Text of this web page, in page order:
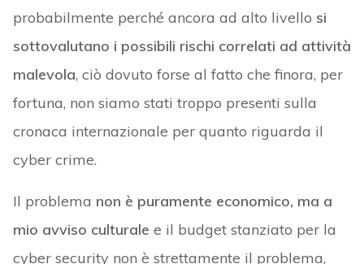
probabilmente perché ancora ad alto livello si
sottovalutano i possibili rischi correlati ad attività
malevola, ciò dovuto forse al fatto che finora, per
fortuna, non siamo stati troppo presenti sulla
cronaca internazionale per quanto riguarda il
cyber crime.
Il problema non è puramente economico, ma a
mio avviso culturale e il budget stanziato per la
cyber security non è strettamente il problema,